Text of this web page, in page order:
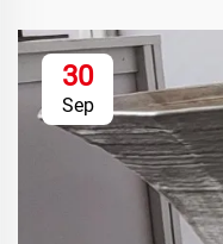
30
Sep